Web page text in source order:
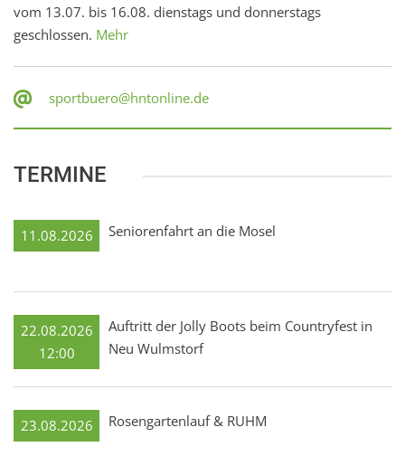
vom 13.07. bis 16.08. dienstags und donnerstags
geschlossen. Mehr
sportbuero@hntonline.de
TERMINE
11.08.2026 Seniorenfahrt an die Mosel
22.08.2026
12:00
Auftritt der Jolly Boots beim Countryfest in
Neu Wulmstorf
23.08.2026 Rosengartenlauf & RUHM